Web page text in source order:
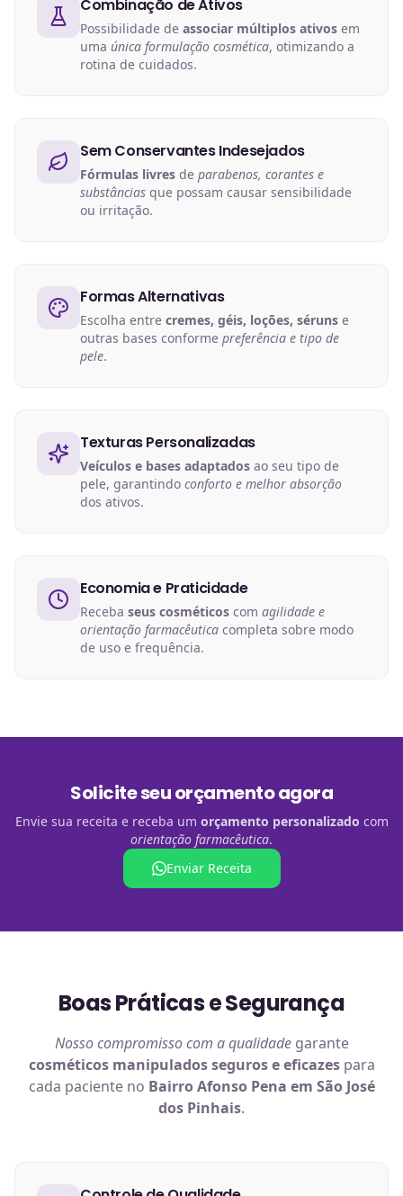
Combinação de Ativos
Possibilidade de associar múltiplos ativos em
uma única formulação cosmética, otimizando a
rotina de cuidados.
Sem Conservantes Indesejados
Fórmulas livres de parabenos, corantes e
substâncias que possam causar sensibilidade
ou irritação.
Formas Alternativas
Escolha entre cremes, géis, loções, séruns e
outras bases conforme preferência e tipo de
pele.
Texturas Personalizadas
Veículos e bases adaptados ao seu tipo de
pele, garantindo conforto e melhor absorção
dos ativos.
Economia e Praticidade
Receba seus cosméticos com agilidade e
orientação farmacêutica completa sobre modo
de uso e frequência.
Solicite seu orçamento agora
Envie sua receita e receba um orçamento personalizado com
orientação farmacêutica.
Enviar Receita
Boas Práticas e Segurança
Nosso compromisso com a qualidadegarante
cosméticos manipuladosseguros e eficazespara
cada paciente no Bairro Afonso Pena em São José
dos Pinhais.